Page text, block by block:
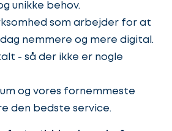
unikke behov.
som arbejder for at
nemmere og mere digital.
- så der ikke er nogle
og vores fornemmeste
den bedste service.